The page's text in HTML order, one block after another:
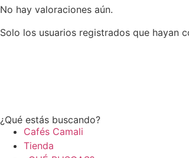
No hay valoraciones aún.
Solo los usuarios registrados que hayan
¿Qué estás buscando?
Cafés Camali
Tienda